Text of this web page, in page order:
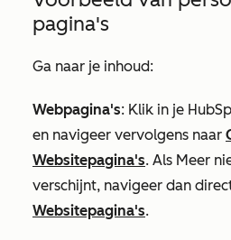
pagina's
Ga naar je inhoud:
Webpagina's: Klik in je
en navigeer vervolgens naar
Websitepagina's. Als Meer
verschijnt, navigeer dan
Websitepagina's.